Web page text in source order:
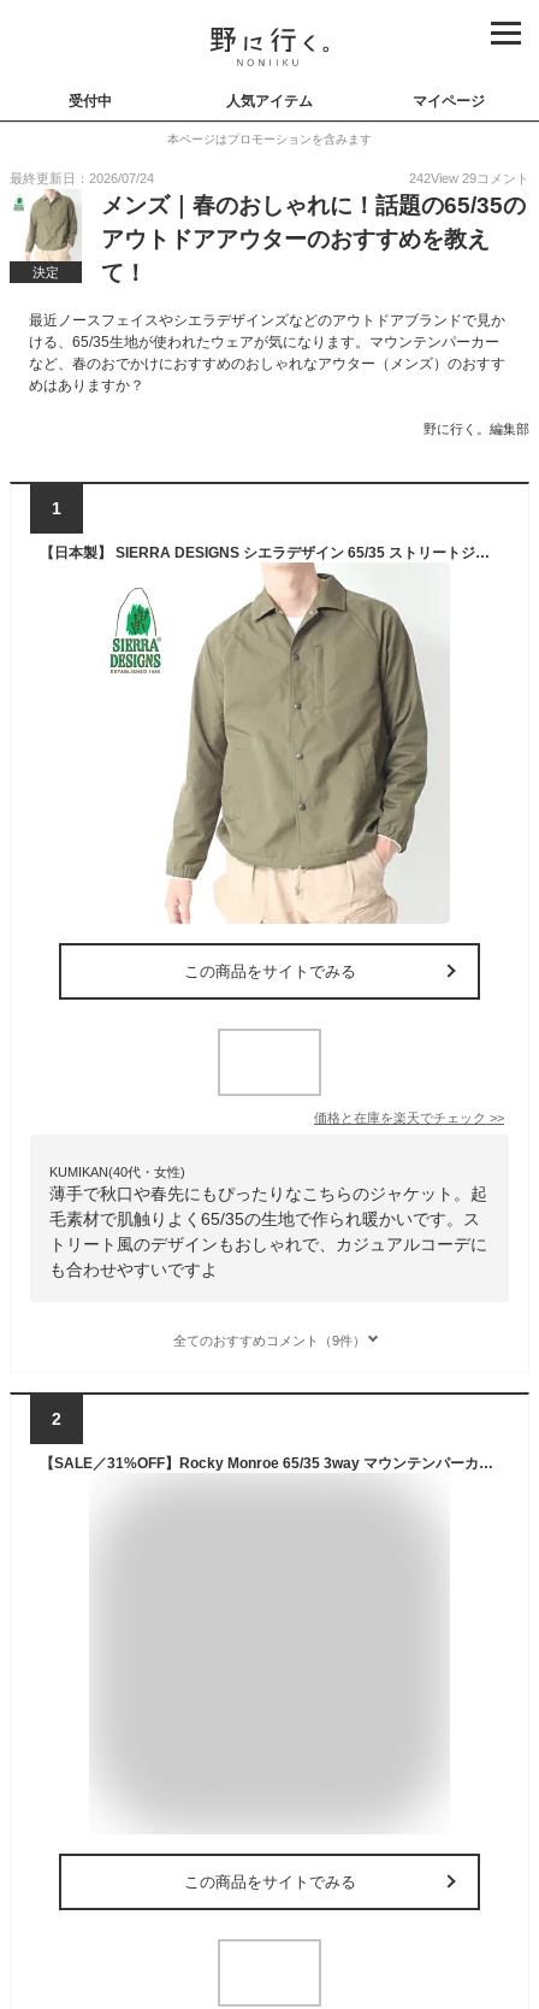
受付中 人気アイテム マイページ
本ページはプロモーションを含みます
最終更新日：2026/07/24 242View 29コメント
決定
メンズ｜春のおしゃれに！話題の65/35の
アウトドアアウターのおすすめを教え
て！
最近ノースフェイスやシエラデザインズなどのアウトドアブランドで見か
ける、65/35生地が使われたウェアが気になります。マウンテンパーカー
など、春のおでかけにおすすめのおしゃれなアウター（メンズ）のおすす
めはありますか？
野に行く。編集部
1
【日本製】 SIERRA DESIGNS シエラデザイン 65/35 ストリートジャケット [Lot/6510] メンズ 男性 起毛 フリース 暖かい アウター コート ジャケット 薄手 S M L 65 35 日本製 国産 メイドインジャパン 秋 冬 プレゼント クリスマス プレゼント ギフト
この商品をサイトでみる
価格と在庫を楽天でチェック >>
KUMIKAN(40代・女性)
薄手で秋口や春先にもぴったりなこちらのジャケット。起
毛素材で肌触りよく65/35の生地で作られ暖かいです。ス
トリート風のデザインもおしゃれで、カジュアルコーデに
も合わせやすいですよ
全てのおすすめコメント（9件）
2
【SALE／31%OFF】Rocky Monroe 65/35 3way マウンテンパーカー&ボアベスト ロッキーモンロー ジャケット・アウター マウンテンパーカー カーキ ブラック ベージュ ネイビー グレー【RBA_E】【送料無料】
この商品をサイトでみる